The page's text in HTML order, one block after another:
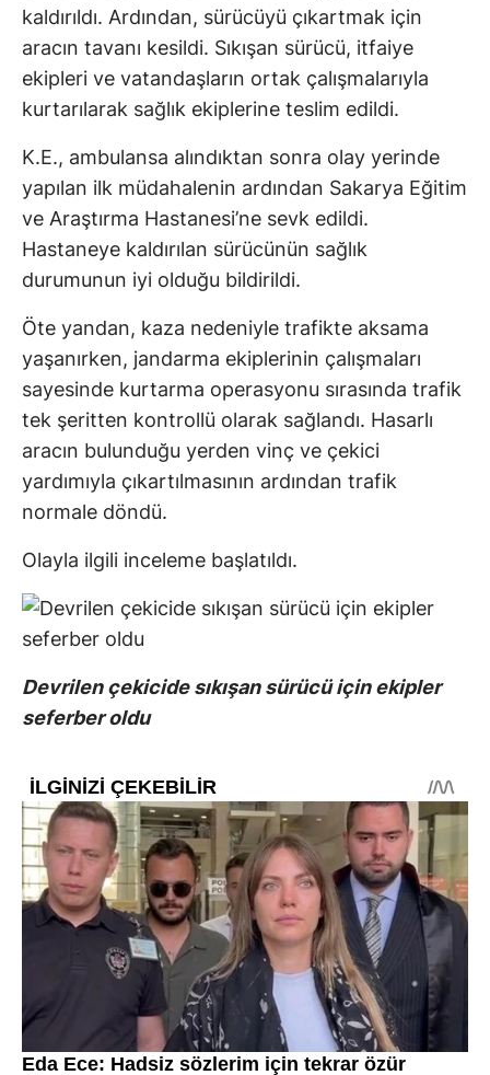
kaldırıldı. Ardından, sürücüyü çıkartmak için
aracın tavanı kesildi. Sıkışan sürücü, itfaiye
ekipleri ve vatandaşların ortak çalışmalarıyla
kurtarılarak sağlık ekiplerine teslim edildi.
K.E., ambulansa alındıktan sonra olay yerinde
yapılan ilk müdahalenin ardından Sakarya Eğitim
ve Araştırma Hastanesi’ne sevk edildi.
Hastaneye kaldırılan sürücünün sağlık
durumunun iyi olduğu bildirildi.
Öte yandan, kaza nedeniyle trafikte aksama
yaşanırken, jandarma ekiplerinin çalışmaları
sayesinde kurtarma operasyonu sırasında trafik
tek şeritten kontrollü olarak sağlandı. Hasarlı
aracın bulunduğu yerden vinç ve çekici
yardımıyla çıkartılmasının ardından trafik
normale döndü.
Olayla ilgili inceleme başlatıldı.
Devrilen çekicide sıkışan sürücü için ekipler
seferber oldu